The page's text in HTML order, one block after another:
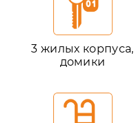
3 жилых корпуса,
домики